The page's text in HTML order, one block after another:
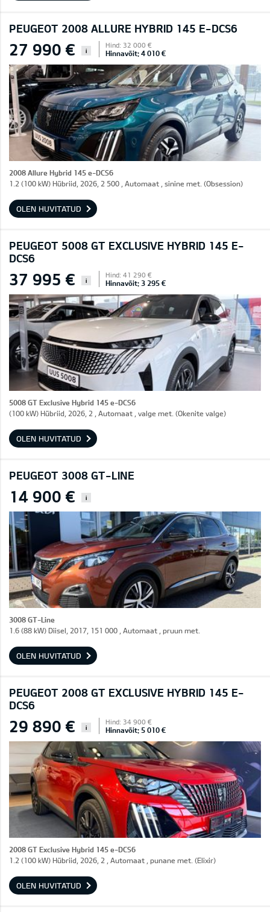
PEUGEOT 2008 ALLURE HYBRID 145 E-DCS6
27 990 € i
Hind: 32 000 €
Hinnavõit: 4 010 €
2008 Allure Hybrid 145 e-DCS6
1.2 (100 kW) Hübriid, 2026, 2 500 , Automaat , sinine met. (Obsession)
OLEN HUVITATUD
PEUGEOT 5008 GT EXCLUSIVE HYBRID 145 E-
DCS6
37 995 € i
Hind: 41 290 €
Hinnavõit: 3 295 €
5008 GT Exclusive Hybrid 145 e-DCS6
(100 kW) Hübriid, 2026, 2 , Automaat , valge met. (Okenite valge)
OLEN HUVITATUD
PEUGEOT 3008 GT-LINE
14 900 € i
3008 GT-Line
1.6 (88 kW) Diisel, 2017, 151 000 , Automaat , pruun met.
OLEN HUVITATUD
PEUGEOT 2008 GT EXCLUSIVE HYBRID 145 E-
DCS6
29 890 € i
Hind: 34 900 €
Hinnavõit: 5 010 €
2008 GT Exclusive Hybrid 145 e-DCS6
1.2 (100 kW) Hübriid, 2026, 2 , Automaat , punane met. (Elixir)
OLEN HUVITATUD